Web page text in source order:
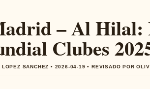
– Al Hilal:
Clubes
LOPEZ SANCHEZ • 2026-04-19 • REVISADO POR